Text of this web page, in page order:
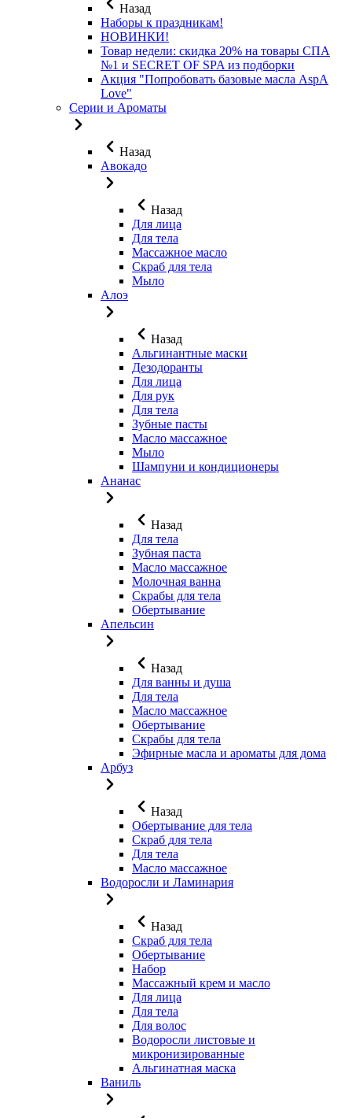
Назад
Наборы к праздникам!
НОВИНКИ!
Товар недели: скидка 20% на товары СПА
№1 и SECRET OF SPA из подборки
Акция "Попробовать базовые масла AspA
Love"
Серии и Ароматы
Назад
Авокадо
Назад
Для лица
Для тела
Массажное масло
Скраб для тела
Мыло
Алоэ
Назад
Альгинантные маски
Дезодоранты
Для лица
Для рук
Для тела
Зубные пасты
Масло массажное
Мыло
Шампуни и кондиционеры
Ананас
Назад
Для тела
Зубная паста
Масло массажное
Молочная ванна
Скрабы для тела
Обертывание
Апельсин
Назад
Для ванны и душа
Для тела
Масло массажное
Обертывание
Скрабы для тела
Эфирные масла и ароматы для дома
Арбуз
Назад
Обертывание для тела
Скраб для тела
Для тела
Масло массажное
Водоросли и Ламинария
Назад
Скраб для тела
Обертывание
Набор
Массажный крем и масло
Для лица
Для тела
Для волос
Водоросли листовые и
микронизированные
Альгинатная маска
Ваниль